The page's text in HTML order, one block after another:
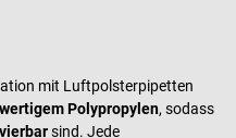
mit Luftpolsterpipetten
Polypropylen, sodass
sind. Jede